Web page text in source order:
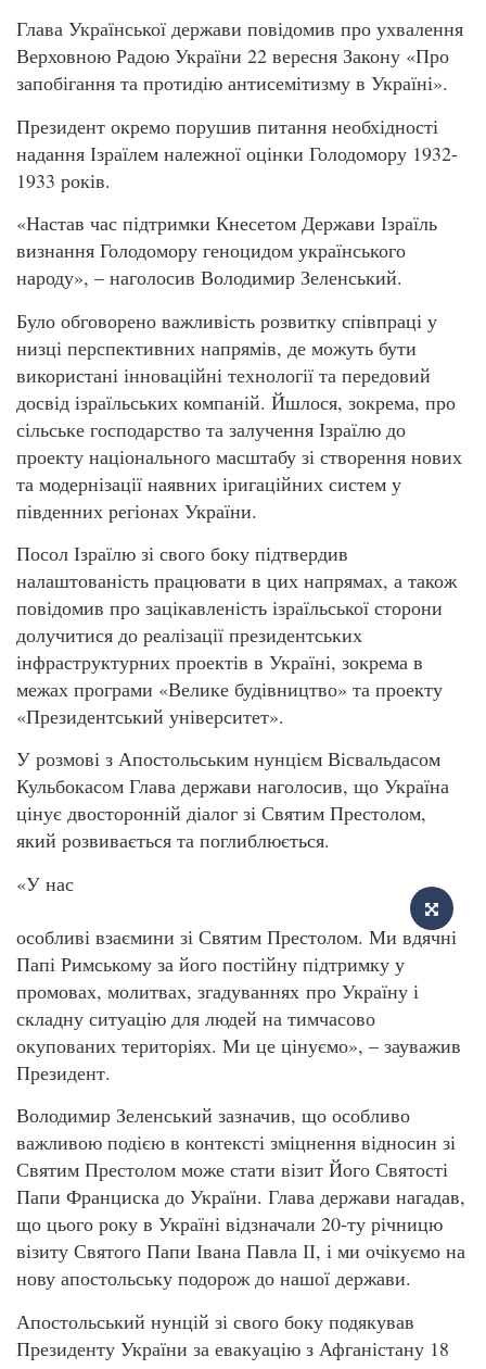
Глава Української держави повідомив про ухвалення
Верховною Радою України 22 вересня Закону «Про
запобігання та протидію антисемітизму в Україні».
Президент окремо порушив питання необхідності
надання Ізраїлем належної оцінки Голодомору 1932-
1933 років.
«Настав час підтримки Кнесетом Держави Ізраїль
визнання Голодомору геноцидом українського
народу», – наголосив Володимир Зеленський.
Було обговорено важливість розвитку співпраці у
низці перспективних напрямів, де можуть бути
використані інноваційні технології та передовий
досвід ізраїльських компаній. Йшлося, зокрема, про
сільське господарство та залучення Ізраїлю до
проекту національного масштабу зі створення нових
та модернізації наявних іригаційних систем у
південних регіонах України.
Посол Ізраїлю зі свого боку підтвердив
налаштованість працювати в цих напрямах, а також
повідомив про зацікавленість ізраїльської сторони
долучитися до реалізації президентських
інфраструктурних проектів в Україні, зокрема в
межах програми «Велике будівництво» та проекту
«Президентський університет».
У розмові з Апостольським нунцієм Вісвальдасом
Кульбокасом Глава держави наголосив, що Україна
цінує двосторонній діалог зі Святим Престолом,
який розвивається та поглиблюється.
«У нас
особливі взаємини зі Святим Престолом. Ми вдячні
Папі Римському за його постійну підтримку у
промовах, молитвах, згадуваннях про Україну і
складну ситуацію для людей на тимчасово
окупованих територіях. Ми це цінуємо», – зауважив
Президент.
Володимир Зеленський зазначив, що особливо
важливою подією в контексті зміцнення відносин зі
Святим Престолом може стати візит Його Святості
Папи Франциска до України. Глава держави нагадав,
що цього року в Україні відзначали 20-ту річницю
візиту Святого Папи Івана Павла ІІ, і ми очікуємо на
нову апостольську подорож до нашої держави.
Апостольський нунцій зі свого боку подякував
Президенту України за евакуацію з Афганістану 18